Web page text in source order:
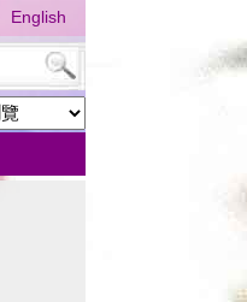
English